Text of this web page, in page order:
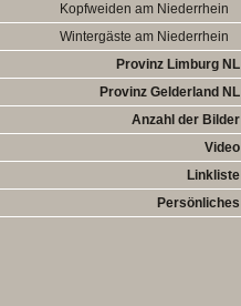
Kopfweiden am Niederrhein
Wintergäste am Niederrhein
Provinz Limburg NL
Provinz Gelderland NL
Anzahl der Bilder
Video
Linkliste
Persönliches